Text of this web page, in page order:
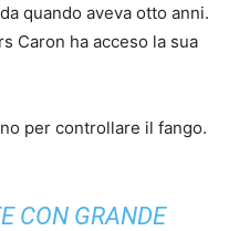
quando aveva otto anni.
Caron ha acceso la sua
per controllare il fango.
CON GRANDE